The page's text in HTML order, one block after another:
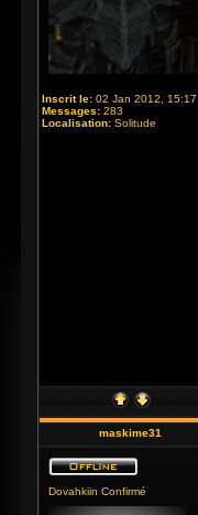
Inscrit le: 02 Jan 2012, 15:17
Messages: 283
Localisation: Solitude
maskime31
Dovahkiin Confirmé